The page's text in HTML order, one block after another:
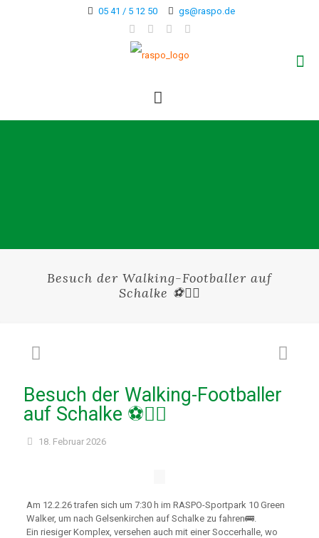
05 41 / 5 12 50 gs@raspo.de
Besuch der Walking-Footballer auf
Schalke ⚽🚶‍♂️
Besuch der Walking-Footballer
auf Schalke ⚽🚶‍♂️
18. Februar 2026
Am 12.2.26 trafen sich um 7:30 h im RASPO-Sportpark 10 Green
Walker, um nach Gelsenkirchen auf Schalke zu fahren🚌.
Ein riesiger Komplex, versehen auch mit einer Soccerhalle, wo